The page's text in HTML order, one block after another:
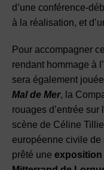
d’une conférence-
à la réalisation, et
Pour accompagner
rendant hommage à
sera également
Mal de Mer, la
rouages d’entrée
scène de Céline
européenne civile
prêté une exposition